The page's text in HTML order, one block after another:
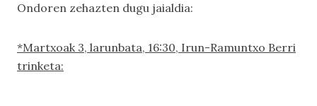
Ondoren zehazten dugu jaialdia:
*Martxoak 3, larunbata, 16:30, Irun-Ramuntxo Berri
trinketa: